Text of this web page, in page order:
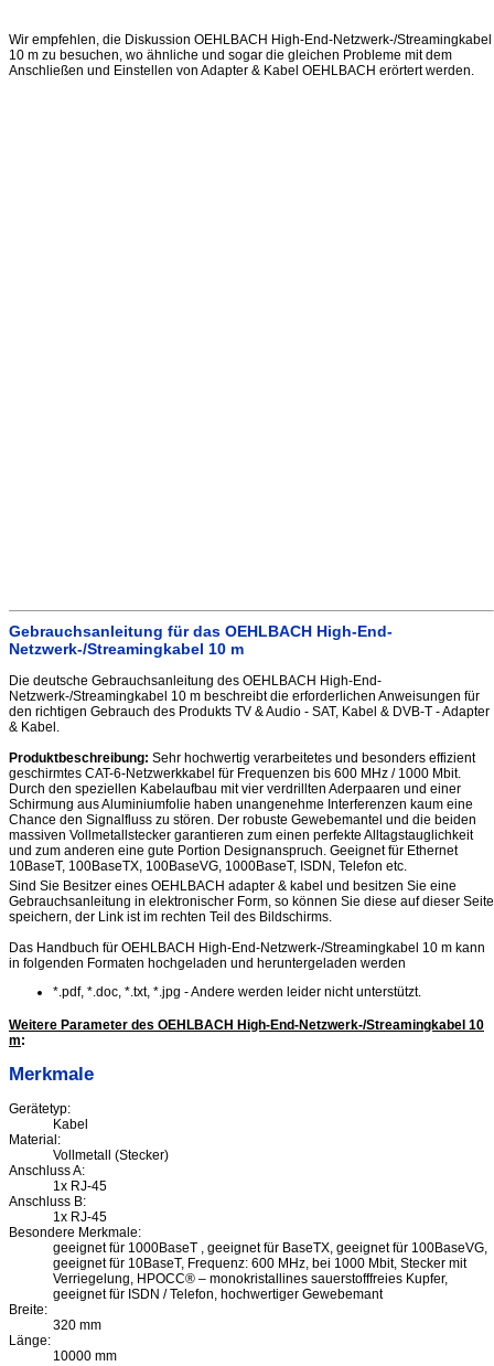
Wir empfehlen, die Diskussion OEHLBACH High-End-Netzwerk-/Streamingkabel
10 m zu besuchen, wo ähnliche und sogar die gleichen Probleme mit dem
Anschließen und Einstellen von Adapter & Kabel OEHLBACH erörtert werden.
Gebrauchsanleitung für das OEHLBACH High-End-
Netzwerk-/Streamingkabel 10 m
Die deutsche Gebrauchsanleitung des OEHLBACH High-End-
Netzwerk-/Streamingkabel 10 m beschreibt die erforderlichen Anweisungen für
den richtigen Gebrauch des Produkts TV & Audio - SAT, Kabel & DVB-T - Adapter
& Kabel.
Produktbeschreibung: Sehr hochwertig verarbeitetes und besonders effizient
geschirmtes CAT-6-Netzwerkkabel für Frequenzen bis 600 MHz / 1000 Mbit.
Durch den speziellen Kabelaufbau mit vier verdrillten Aderpaaren und einer
Schirmung aus Aluminiumfolie haben unangenehme Interferenzen kaum eine
Chance den Signalfluss zu stören. Der robuste Gewebemantel und die beiden
massiven Vollmetallstecker garantieren zum einen perfekte Alltagstauglichkeit
und zum anderen eine gute Portion Designanspruch. Geeignet für Ethernet
10BaseT, 100BaseTX, 100BaseVG, 1000BaseT, ISDN, Telefon etc.
Sind Sie Besitzer eines OEHLBACH adapter & kabel und besitzen Sie eine
Gebrauchsanleitung in elektronischer Form, so können Sie diese auf dieser Seite
speichern, der Link ist im rechten Teil des Bildschirms.
Das Handbuch für OEHLBACH High-End-Netzwerk-/Streamingkabel 10 m kann
in folgenden Formaten hochgeladen und heruntergeladen werden
*.pdf, *.doc, *.txt, *.jpg - Andere werden leider nicht unterstützt.
Weitere Parameter des OEHLBACH High-End-Netzwerk-/Streamingkabel 10
m:
Merkmale
Gerätetyp:
Kabel
Material:
Vollmetall (Stecker)
Anschluss A:
1x RJ-45
Anschluss B:
1x RJ-45
Besondere Merkmale:
geeignet für 1000BaseT , geeignet für BaseTX, geeignet für 100BaseVG,
geeignet für 10BaseT, Frequenz: 600 MHz, bei 1000 Mbit, Stecker mit
Verriegelung, HPOCC® – monokristallines sauerstofffreies Kupfer,
geeignet für ISDN / Telefon, hochwertiger Gewebemant
Breite:
320 mm
Länge:
10000 mm